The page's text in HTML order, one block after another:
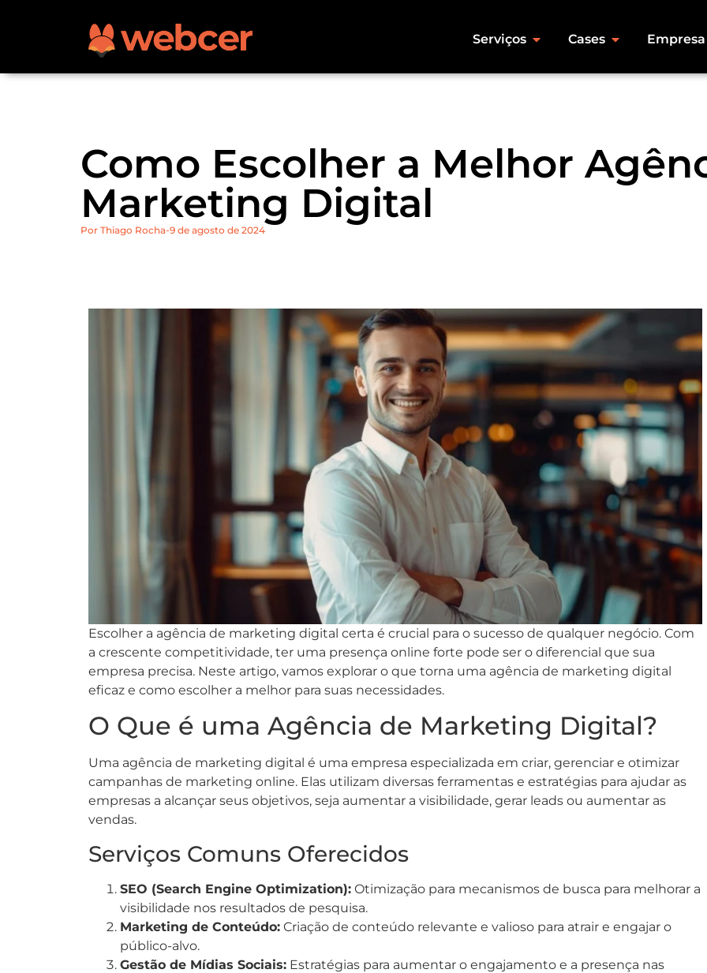
Serviços Cases Empresa
Como Escolher a Melhor
Marketing Digital
Por Thiago Rocha 9 de agosto de 2024
Escolher a agência de marketing digital certa é crucial para o sucesso de qualquer negócio. Com
a crescente competitividade, ter uma presença online forte pode ser o diferencial que sua
empresa precisa. Neste artigo, vamos explorar o que torna uma agência de marketing digital
eficaz e como escolher a melhor para suas necessidades.
O Que é uma Agência de Marketing Digital?
Uma agência de marketing digital é uma empresa especializada em criar, gerenciar e otimizar
campanhas de marketing online. Elas utilizam diversas ferramentas e estratégias para ajudar as
empresas a alcançar seus objetivos, seja aumentar a visibilidade, gerar leads ou aumentar as
vendas.
Serviços Comuns Oferecidos
SEO (Search Engine Optimization): Otimização para mecanismos de busca para melhorar a
visibilidade nos resultados de pesquisa.
Marketing de Conteúdo: Criação de conteúdo relevante e valioso para atrair e engajar o
público-alvo.
Gestão de Mídias Sociais: Estratégias para aumentar o engajamento e a presença nas